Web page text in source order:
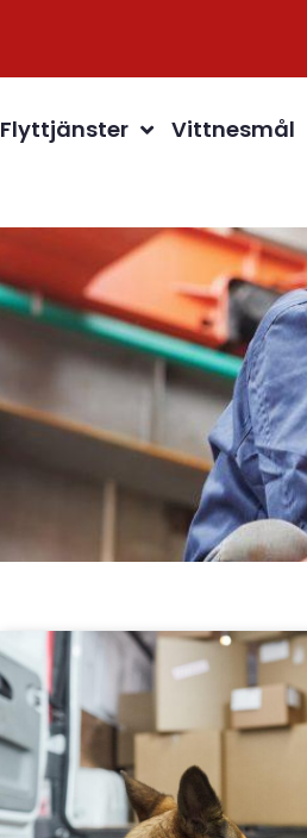
Flyttjänster Vittnesmål